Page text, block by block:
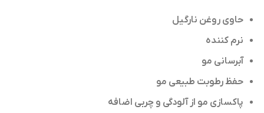
حاوی روغن نارگیل
نرم کننده
آبرسانی مو
حفظ رطوبت طبیعی مو
پاکسازی مو از آلودگی و چربی اضافه